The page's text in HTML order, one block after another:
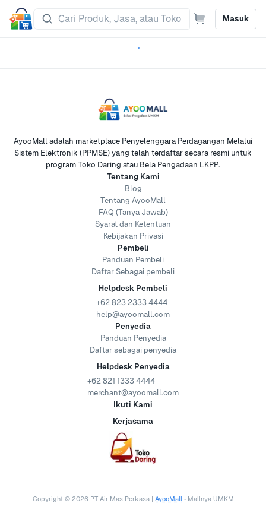
Masuk
AyooMall adalah marketplace Penyelenggara Perdagangan Melalui
Sistem Elektronik (PPMSE) yang telah terdaftar secara resmi untuk
program Toko Daring atau Bela Pengadaan LKPP.
Tentang Kami
Blog
Tentang AyooMall
FAQ (Tanya Jawab)
Syarat dan Ketentuan
Kebijakan Privasi
Pembeli
Panduan Pembeli
Daftar Sebagai pembeli
Helpdesk Pembeli
+62 823 2333 4444
help@ayoomall.com
Penyedia
Panduan Penyedia
Daftar sebagai penyedia
Helpdesk Penyedia
+62 821 1333 4444
merchant@ayoomall.com
Ikuti Kami
Kerjasama
Copyright © 2026 PT Air Mas Perkasa | AyooMall • Mallnya UMKM